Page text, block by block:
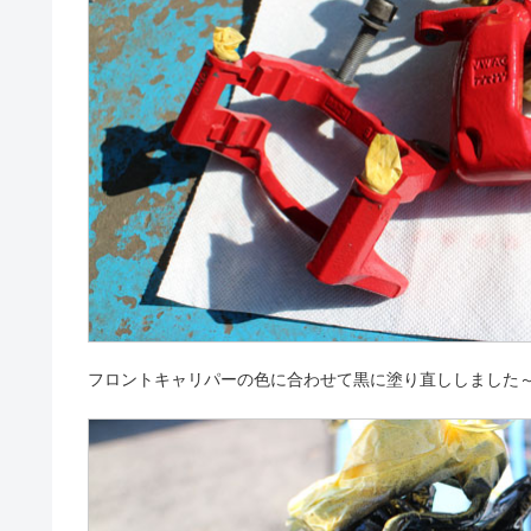
フロントキャリパーの色に合わせて黒に塗り直ししました